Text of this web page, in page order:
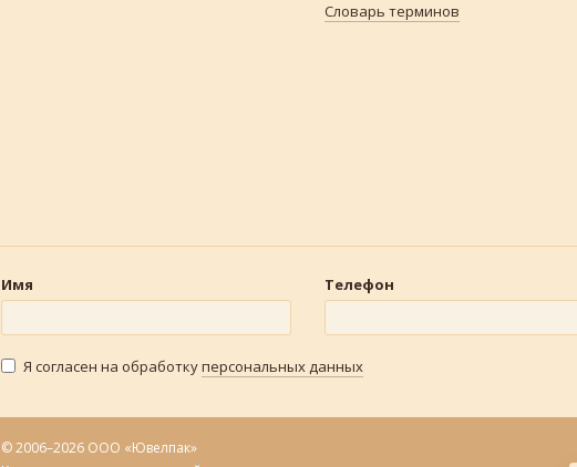
Словарь терминов
Имя Телефон
Я согласен на обработкуперсональных данных
© 2006–2026 ООО «Ювелпак»